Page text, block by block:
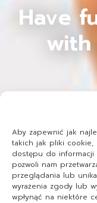
Aby zapewnić jak
takich jak pliki cookie,
dostępu do
pozwoli nam
przeglądania lub
wyrażenia zgody lub
wpłynąć na niektóre
Have
with